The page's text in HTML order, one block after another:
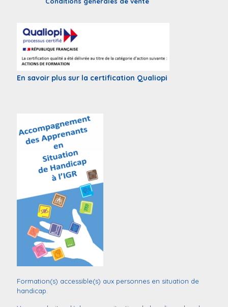
En savoir plus sur la certification Qualiopi
Formation(s) accessible(s) aux personnes en situation de
handicap.